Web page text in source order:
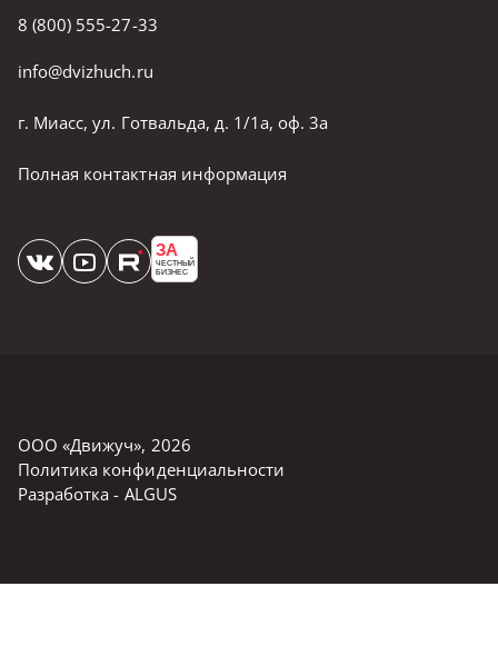
8 (800) 555-27-33
info@dvizhuch.ru
г. Миасс, ул. Готвальда, д. 1/1а, оф. 3а
Полная контактная информация
ЗА
ЧЕСТНЫЙ
БИЗНЕС
ООО «Движуч», 2026
Политика конфиденциальности
Разработка - ALGUS